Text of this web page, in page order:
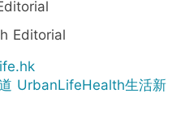
Editorial
UrbanLifeHealth生活新